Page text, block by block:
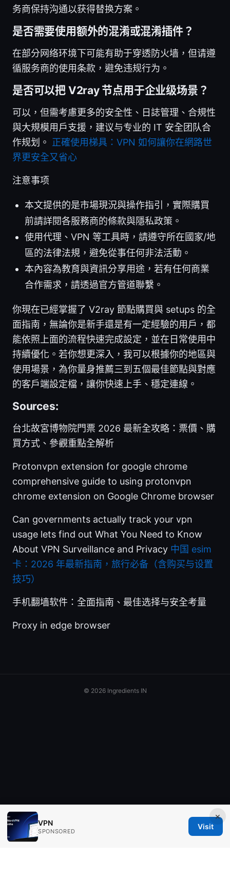
务商保持沟通以获得替换方案。
是否需要使用额外的混淆或混淆插件？
在部分网络环境下可能有助于穿透防火墙，但请遵
循服务商的使用条款，避免违规行为。
是否可以把 V2ray 节点用于企业级场景？
可以，但需考慮更多的安全性、日誌管理、合規性
與大規模用戶支援，建议与专业的 IT 安全团队合
作规划。 正確使用梯具：VPN 如何讓你在網路世
界更安全又省心
注意事项
本文提供的是市場現況與操作指引，實際購買
前請詳閱各服務商的條款與隱私政策。
使用代理、VPN 等工具時，請遵守所在國家/地
區的法律法規，避免從事任何非法活動。
本內容為教育與資訊分享用途，若有任何商業
合作需求，請透過官方管道聯繫。
你現在已經掌握了 V2ray 節點購買與 setups 的全
面指南，無論你是新手還是有一定經驗的用戶，都
能依照上面的流程快速完成設定，並在日常使用中
持續優化。若你想更深入，我可以根據你的地區與
使用場景，為你量身推薦三到五個最佳節點與對應
的客戶端設定檔，讓你快速上手、穩定連線。
Sources:
台北故宮博物院門票 2026 最新全攻略：票價、購
買方式、參觀重點全解析
Protonvpn extension for google chrome
comprehensive guide to using protonvpn
chrome extension on Google Chrome browser
Can governments actually track your vpn
usage lets find out What You Need to Know
About VPN Surveillance and Privacy 中国 esim
卡：2026 年最新指南，旅行必备（含购买与设置
技巧）
手机翻墙软件：全面指南、最佳选择与安全考量
Proxy in edge browser
×
VPN
SPONSORED
Visit
© 2026 Ingredients IN